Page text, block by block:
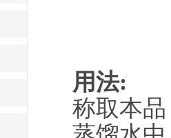
用法:
称取本品